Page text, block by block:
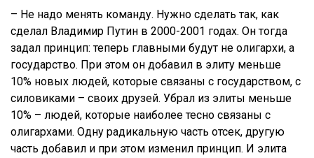
– Не надо менять команду. Нужно сделать так, как
сделал Владимир Путин в 2000-2001 годах. Он тогда
задал принцип: теперь главными будут не олигархи, а
государство. При этом он добавил в элиту меньше
10% новых людей, которые связаны с государством, с
силовиками – своих друзей. Убрал из элиты меньше
10% – людей, которые наиболее тесно связаны с
олигархами. Одну радикальную часть отсек, другую
часть добавил и при этом изменил принцип. И элита